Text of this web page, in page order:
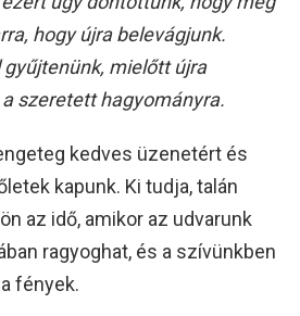
hogy újra belevágjunk.
mielőtt újra
szeretett hagyományra.
kedves üzenetért és
kapunk. Ki tudja, talán
az idő, amikor az udvarunk
ragyoghat, és a szívünkben
fények.